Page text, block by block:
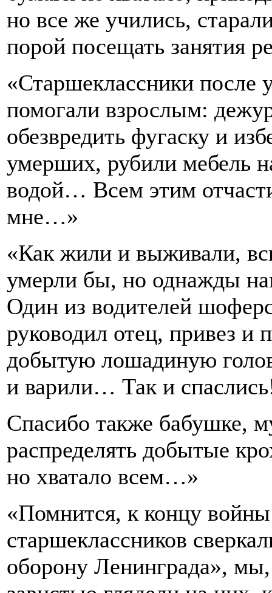
но все же учились,
порой посещать занятия
«Старшеклассники после
помогали взрослым:
обезвредить фугаску и
умерших, рубили мебель
водой… Всем этим
мне…»
«Как жили и выживали,
умерли бы, но однажды
Один из водителей
руководил отец, привез и
добытую лошадиную
и варили… Так и
Спасибо также бабушке,
распределять добытые
но хватало всем…»
«Помнится, к концу
старшеклассников
оборону Ленинграда»,